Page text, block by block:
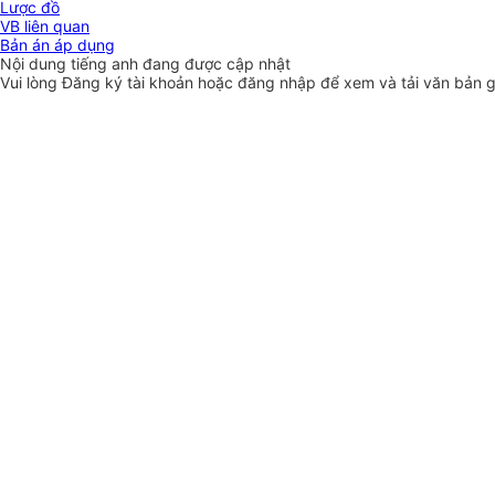
Lược đồ
VB liên quan
Bản án áp dụng
Nội dung tiếng anh đang được cập nhật
Vui lòngĐăng ký tài khoản hoặc đăng nhập để xem và tải văn bản